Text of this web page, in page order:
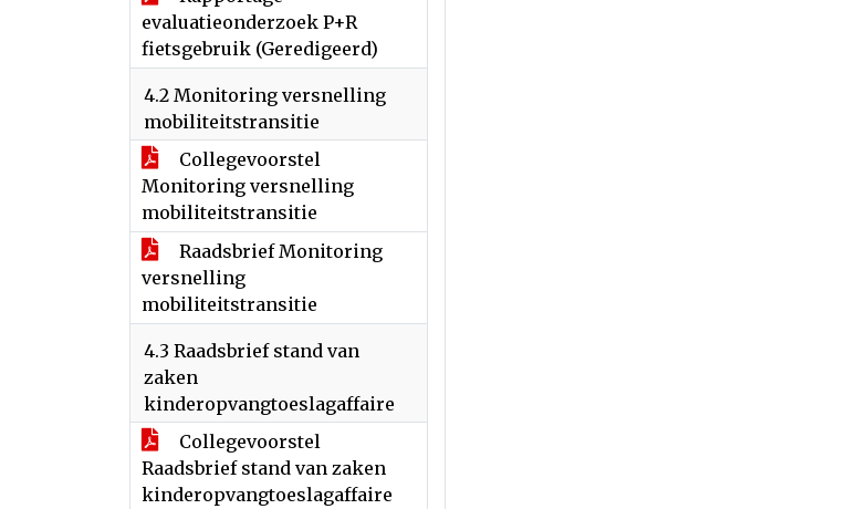
evaluatieonderzoek P+R
fietsgebruik (Geredigeerd)
4.2 Monitoring versnelling
mobiliteitstransitie
Collegevoorstel
Monitoring versnelling
mobiliteitstransitie
Raadsbrief Monitoring
versnelling
mobiliteitstransitie
4.3 Raadsbrief stand van
zaken
kinderopvangtoeslagaffaire
Collegevoorstel
Raadsbrief stand van zaken
kinderopvangtoeslagaffaire